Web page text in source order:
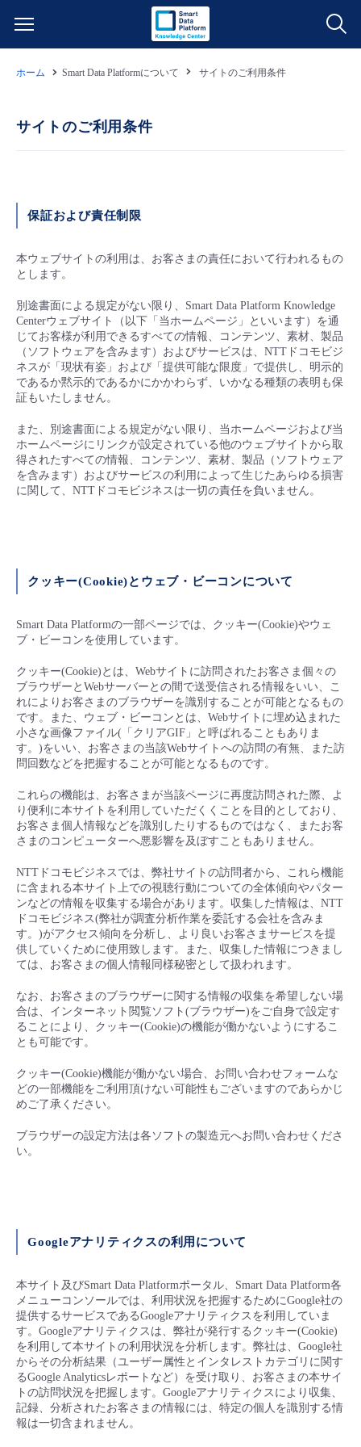
データ利活用
ネットワーク
IoT
モニタリング/監査
サポート
管理機能
すべてのメニューを見る
よくある質問
クラウド/サーバー
ネットワーク
IoT
モニタリング/監査
サポート
管理機能
すべてのメニューを見る
料金シミュレーター
データ利活用
クラウド/サーバー
ネットワーク
IoT
モニタリング/監査
サポート
ご利用開始ガイド
■ 管理機能
- 管理機能
■ セットアップガイド
- 初期設定・確認
- クラウド / サーバー
- Flexible InterConnect
- Flexible Remote Access
- vUTM2
ユースケース
- バックアップ
- セキュリティ・監査
- データと分析
- IoT
- マルチクラウド利用
- ITインフラストラクチャー
- その他
故障/メンテナンス情報
サービス稼働状況
故障/メンテナンス履歴
メンテナンス予定
定期メンテナンス
パートナー
販売パートナー向けプログラム
協業パートナー
トレーニング/操作動画
脱炭素化
ホーム Smart Data Platformについて サイトのご利用条件
サイトのご利用条件
保証および責任制限
本ウェブサイトの利用は、お客さまの責任において行われるもの
とします。
別途書面による規定がない限り、Smart Data Platform Knowledge
Centerウェブサイト（以下「当ホームページ」といいます）を通
じてお客様が利用できるすべての情報、コンテンツ、素材、製品
（ソフトウェアを含みます）およびサービスは、NTTドコモビジ
ネスが「現状有姿」および「提供可能な限度」で提供し、明示的
であるか黙示的であるかにかかわらず、いかなる種類の表明も保
証もいたしません。
また、別途書面による規定がない限り、当ホームページおよび当
ホームページにリンクが設定されている他のウェブサイトから取
得されたすべての情報、コンテンツ、素材、製品（ソフトウェア
を含みます）およびサービスの利用によって生じたあらゆる損害
に関して、NTTドコモビジネスは一切の責任を負いません。
クッキー(Cookie)とウェブ・ビーコンについて
Smart Data Platformの一部ページでは、クッキー(Cookie)やウェ
ブ・ビーコンを使用しています。
クッキー(Cookie)とは、Webサイトに訪問されたお客さま個々の
ブラウザーとWebサーバーとの間で送受信される情報をいい、こ
れによりお客さまのブラウザーを識別することが可能となるもの
です。また、ウェブ・ビーコンとは、Webサイトに埋め込まれた
小さな画像ファイル(「クリアGIF」と呼ばれることもありま
す。)をいい、お客さまの当該Webサイトへの訪問の有無、また訪
問回数などを把握することが可能となるものです。
これらの機能は、お客さまが当該ページに再度訪問された際、よ
り便利に本サイトを利用していただくくことを目的としており、
お客さま個人情報などを識別したりするものではなく、またお客
さまのコンピューターへ悪影響を及ぼすこともありません。
NTTドコモビジネスでは、弊社サイトの訪問者から、これら機能
に含まれる本サイト上での視聴行動についての全体傾向やパター
ンなどの情報を収集する場合があります。収集した情報は、NTT
ドコモビジネス(弊社が調査分析作業を委託する会社を含みま
す。)がアクセス傾向を分析し、より良いお客さまサービスを提
供していくために使用致します。また、収集した情報につきまし
ては、お客さまの個人情報同様秘密として扱われます。
なお、お客さまのブラウザーに関する情報の収集を希望しない場
合は、インターネット閲覧ソフト(ブラウザー)をご自身で設定す
ることにより、クッキー(Cookie)の機能が働かないようにするこ
とも可能です。
クッキー(Cookie)機能が働かない場合、お問い合わせフォームな
どの一部機能をご利用頂けない可能性もございますのであらかじ
めご了承ください。
ブラウザーの設定方法は各ソフトの製造元へお問い合わせくださ
い。
Googleアナリティクスの利用について
本サイト及びSmart Data Platformポータル、Smart Data Platform各
メニューコンソールでは、利用状況を把握するためにGoogle社の
提供するサービスであるGoogleアナリティクスを利用していま
す。Googleアナリティクスは、弊社が発行するクッキー(Cookie)
を利用して本サイトの利用状況を分析します。弊社は、Google社
からその分析結果（ユーザー属性とインタレストカテゴリに関す
るGoogle Analyticsレポートなど）を受け取り、お客さまの本サイ
トの訪問状況を把握します。Googleアナリティクスにより収集、
記録、分析されたお客さまの情報には、特定の個人を識別する情
報は一切含まれません。